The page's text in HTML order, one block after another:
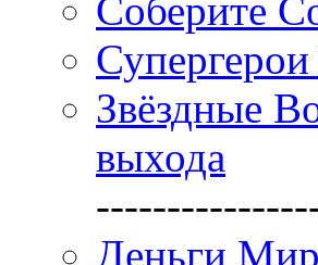
Соберите
Звёздные
выхода
Деньги